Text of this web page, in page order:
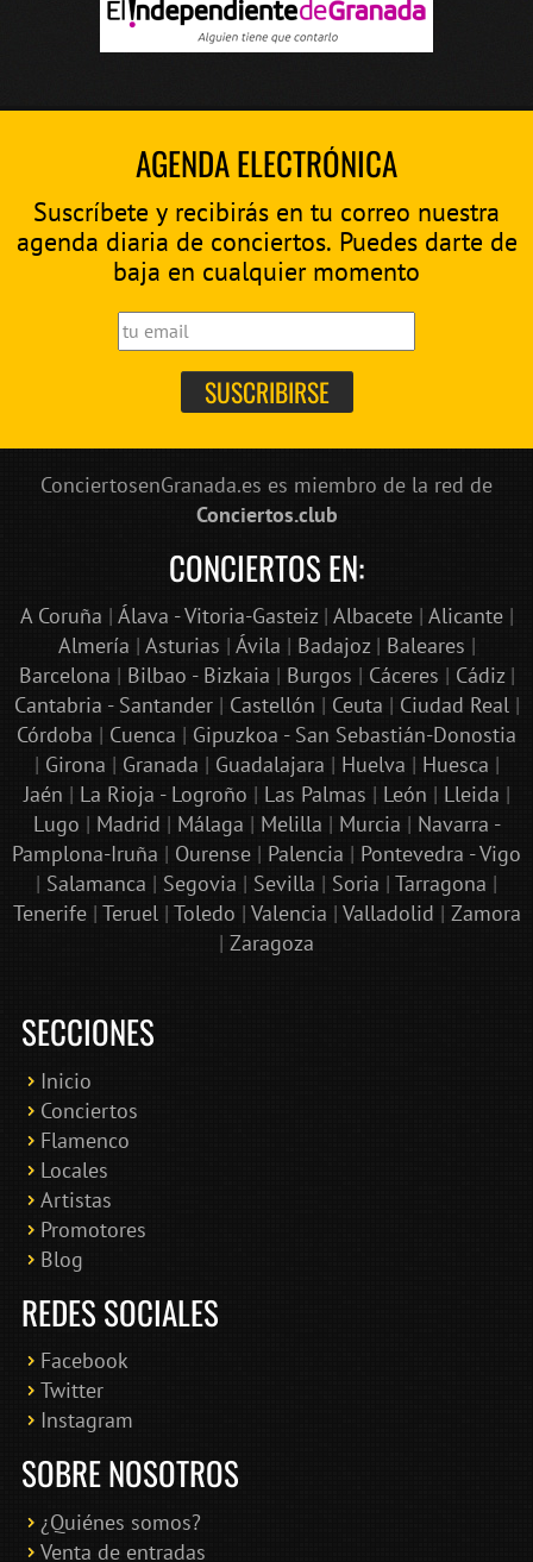
AGENDA ELECTRÓNICA
Suscríbete y recibirás en tu correo nuestra
agenda diaria de conciertos. Puedes darte de
baja en cualquier momento
ConciertosenGranada.es es miembro de la red de
Conciertos.club
CONCIERTOS EN:
A Coruña | Álava - Vitoria-Gasteiz| Albacete| Alicante|
Almería | Asturias | Ávila | Badajoz| Baleares |
Barcelona | Bilbao - Bizkaia | Burgos | Cáceres | Cádiz|
Cantabria - Santander| Castellón | Ceuta | Ciudad Real|
Córdoba | Cuenca | Gipuzkoa - San Sebastián-Donostia
| Girona | Granada | Guadalajara | Huelva | Huesca |
Jaén | La Rioja - Logroño | Las Palmas | León | Lleida |
Lugo | Madrid | Málaga | Melilla | Murcia | Navarra -
Pamplona-Iruña | Ourense | Palencia | Pontevedra - Vigo
| Salamanca | Segovia | Sevilla | Soria | Tarragona |
Tenerife| Teruel| Toledo | Valencia | Valladolid | Zamora
| Zaragoza
SECCIONES
Inicio
Conciertos
Flamenco
Locales
Artistas
Promotores
Blog
REDES SOCIALES
Facebook
Twitter
Instagram
SOBRE NOSOTROS
¿Quiénes somos?
Venta de entradas